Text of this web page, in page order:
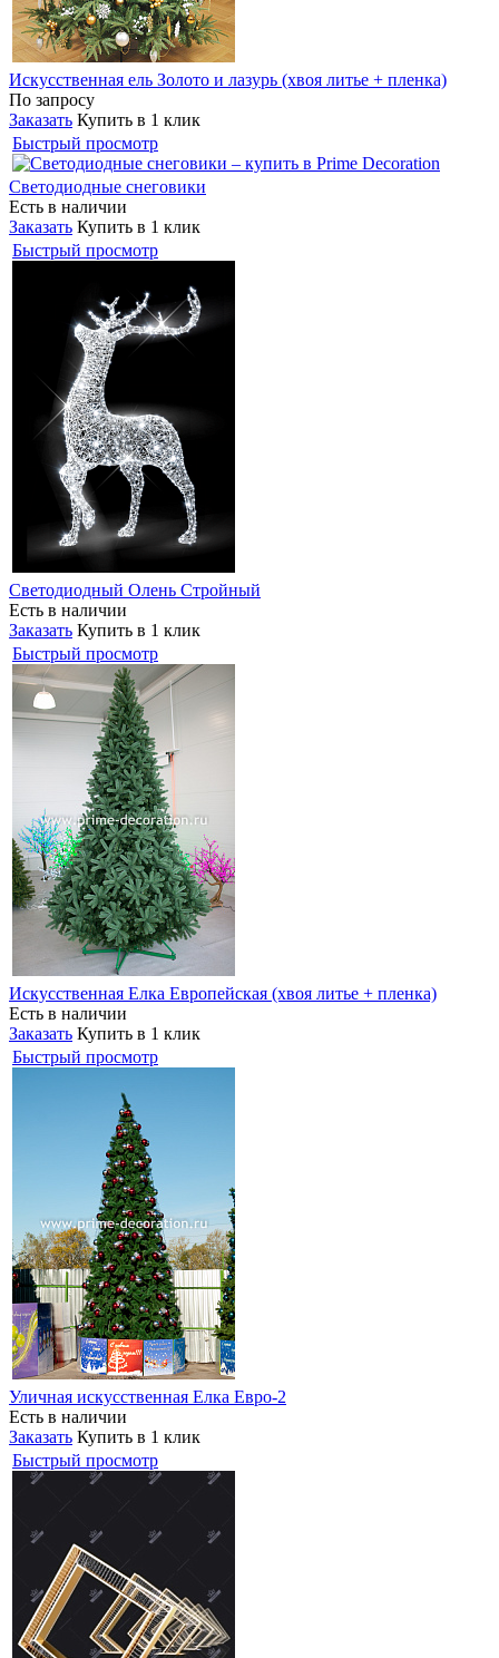
Искусственная ель Золото и лазурь (хвоя литье + пленка)
По запросу
Заказать Купить в 1 клик
Быстрый просмотр
Светодиодные снеговики
Есть в наличии
Заказать Купить в 1 клик
Быстрый просмотр
Светодиодный Олень Стройный
Есть в наличии
Заказать Купить в 1 клик
Быстрый просмотр
Искусственная Елка Европейская (хвоя литье + пленка)
Есть в наличии
Заказать Купить в 1 клик
Быстрый просмотр
Уличная искусственная Елка Евро-2
Есть в наличии
Заказать Купить в 1 клик
Быстрый просмотр